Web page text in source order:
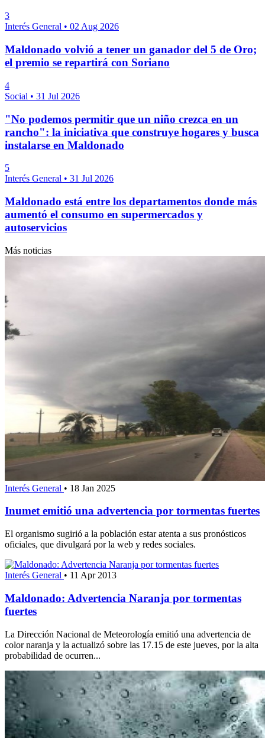
3
Interés General • 02 Aug 2026
Maldonado volvió a tener un ganador del 5 de Oro;
el premio se repartirá con Soriano
4
Social • 31 Jul 2026
"No podemos permitir que un niño crezca en un
rancho": la iniciativa que construye hogares y busca
instalarse en Maldonado
5
Interés General • 31 Jul 2026
Maldonado está entre los departamentos donde más
aumentó el consumo en supermercados y
autoservicios
Más noticias
Interés General • 18 Jan 2025
Inumet emitió una advertencia por tormentas fuertes
El organismo sugirió a la población estar atenta a sus pronósticos
oficiales, que divulgará por la web y redes sociales.
Interés General • 11 Apr 2013
Maldonado: Advertencia Naranja por tormentas
fuertes
La Dirección Nacional de Meteorología emitió una advertencia de
color naranja y la actualizó sobre las 17.15 de este jueves, por la alta
probabilidad de ocurren...